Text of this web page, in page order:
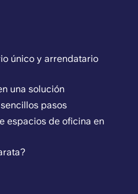
único y arrendatario
una solución
pasos
espacios de oficina en